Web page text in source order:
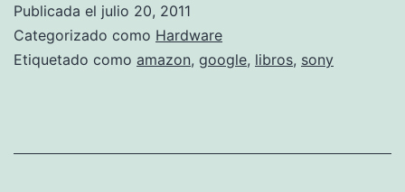
i
S
Publicada el julio 20, 2011
Categorizado como Hardware
Etiquetado como amazon, google, libros, sony